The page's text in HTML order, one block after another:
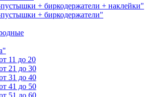
+ биркодержатели + наклейки"
+ биркодержатели"
11 до 20
21 до 30
31 до 40
41 до 50
51 до 60